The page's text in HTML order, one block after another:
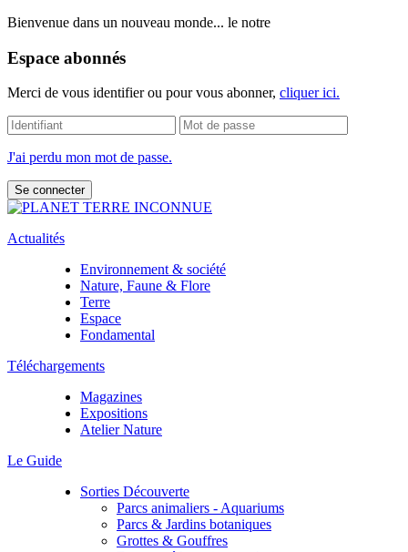
Bienvenue dans un nouveau monde... le notre
Espace abonnés
Merci de vous identifier ou pour vous abonner, cliquer ici.
J'ai perdu mon mot de passe.
Actualités
Environnement & société
Nature, Faune & Flore
Terre
Espace
Fondamental
Téléchargements
Magazines
Expositions
Atelier Nature
Le Guide
Sorties Découverte
Parcs animaliers - Aquariums
Parcs & Jardins botaniques
Grottes & Gouffres